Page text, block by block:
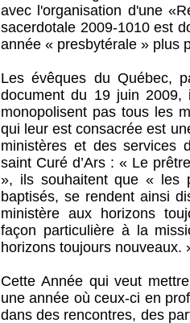
avec l'organisation d'une
sacerdotale 2009-1010 est
année « presbytérale » plus
Les évêques du Québec,
document du 19 juin 2009,
monopolisent pas tous les
qui leur est consacrée est
ministères et des services
saint Curé d’Ars : « Le
», ils souhaitent que « les
baptisés, se rendent ainsi
ministère aux horizons
façon particulière à la
horizons toujours nouveaux.
Cette Année qui veut
une année où ceux-ci en
dans des rencontres, des